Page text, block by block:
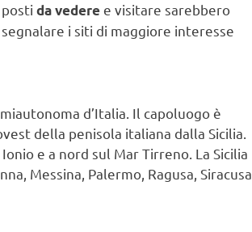
da vedere e visitare sarebbero
i siti di maggiore interesse
d’Italia. Il capoluogo è
della penisola italiana dalla Sicilia.
e a nord sul Mar Tirreno. La Sicilia
Messina, Palermo, Ragusa, Siracusa